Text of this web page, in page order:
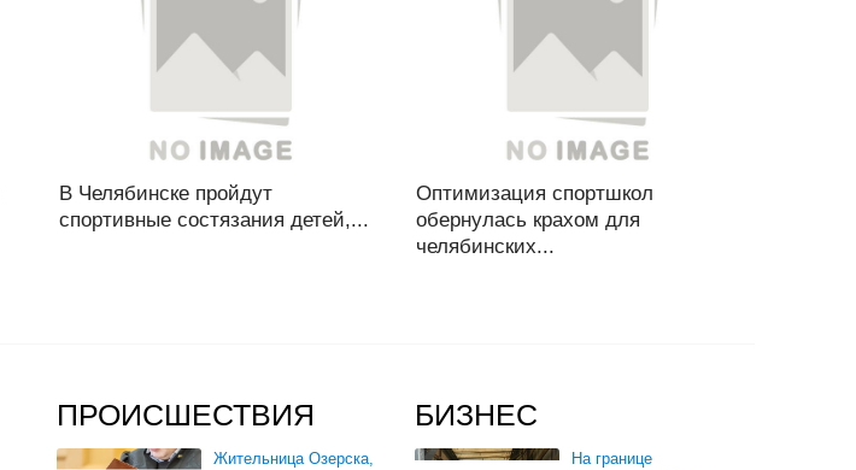
В Челябинске пройдут
спортивные состязания детей,...
Оптимизация спортшкол
обернулась крахом для
челябинских...
ПРОИСШЕСТВИЯ
Жительница Озерска,
БИЗНЕС
На границе